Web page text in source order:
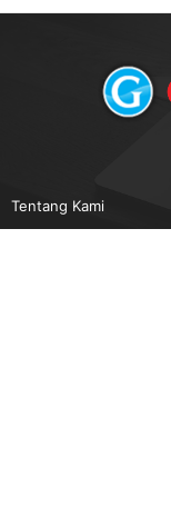
Tentang Kami